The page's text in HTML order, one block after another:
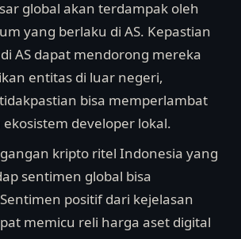
global akan terdampak oleh
yang berlaku di AS. Kepastian
AS dapat mendorong mereka
entitas di luar negeri,
bisa memperlambat
developer lokal.
kripto ritel Indonesia yang
sentimen global bisa
positif dari kejelasan
memicu reli harga aset digital